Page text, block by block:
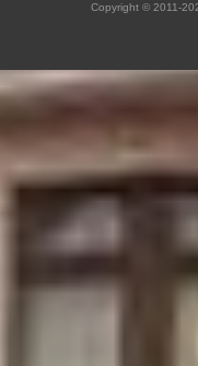
Copyright © 2011-